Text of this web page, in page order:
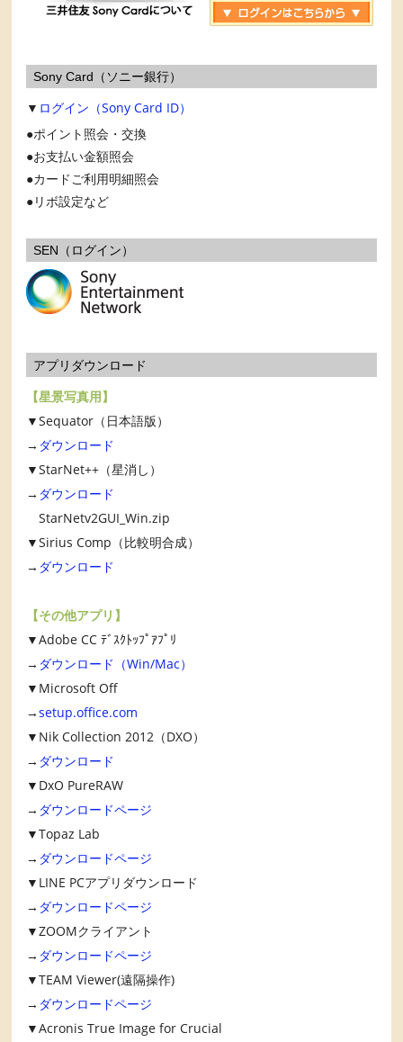
Sony Card（ソニー銀行）
▼ ログイン（Sony Card ID）
ポイント照会・交換
お支払い金額照会
カードご利用明細照会
リボ設定など
SEN（ログイン）
アプリダウンロード
【星景写真用】
▼Sequator（日本語版）
→ ダウンロード
▼StarNet++（星消し）
→ ダウンロード
StarNetv2GUI_Win.zip
▼Sirius Comp（比較明合成）
→ ダウンロード
【その他アプリ】
▼Adobe CC ﾃﾞｽｸﾄｯﾌﾟｱﾌﾟﾘ
→ ダウンロード（Win/Mac）
▼Microsoft Off
→setup.office.com
▼Nik Collection 2012（DXO）
→ ダウンロード
▼DxO PureRAW
→ ダウンロードページ
▼Topaz Lab
→ ダウンロードページ
▼LINE PCアプリダウンロード
→ ダウンロードページ
▼ZOOMクライアント
→ ダウンロードページ
▼TEAM Viewer(遠隔操作)
→ ダウンロードページ
▼Acronis True Image for Crucial